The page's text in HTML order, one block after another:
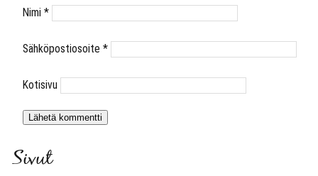
Nimi *
Sähköpostiosoite *
Kotisivu
Sivut